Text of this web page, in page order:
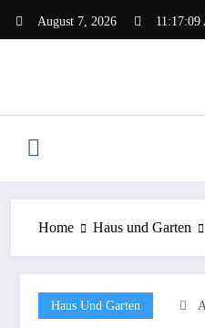
August 7, 2026 11:17:09
Home Haus und Garten
Haus Und Garten